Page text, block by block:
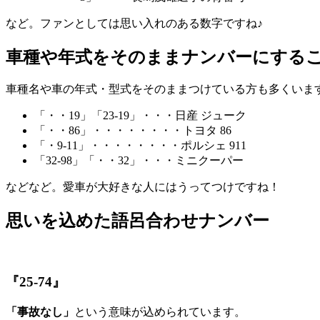
など。ファンとしては思い入れのある数字ですね♪
車種や年式をそのままナンバーにする
車種名や車の年式・型式をそのままつけている方も多くいま
「・・19」「23-19」・・・日産 ジューク
「・・86」・・・・・・・・トヨタ 86
「・9-11」・・・・・・・・ポルシェ 911
「32-98」「・・32」・・・ミニクーパー
などなど。愛車が大好きな人にはうってつけですね！
思いを込めた語呂合わせナンバー
『25-74』
「事故なし」 という意味が込められています。